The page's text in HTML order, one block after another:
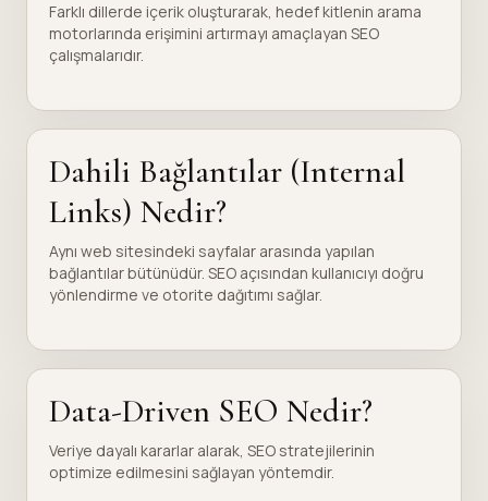
Farklı dillerde içerik oluşturarak, hedef kitlenin arama
motorlarında erişimini artırmayı amaçlayan SEO
çalışmalarıdır.
Dahili Bağlantılar (Internal
Links) Nedir?
Aynı web sitesindeki sayfalar arasında yapılan
bağlantılar bütünüdür. SEO açısından kullanıcıyı doğru
yönlendirme ve otorite dağıtımı sağlar.
Data-Driven SEO Nedir?
Veriye dayalı kararlar alarak, SEO stratejilerinin
optimize edilmesini sağlayan yöntemdir.